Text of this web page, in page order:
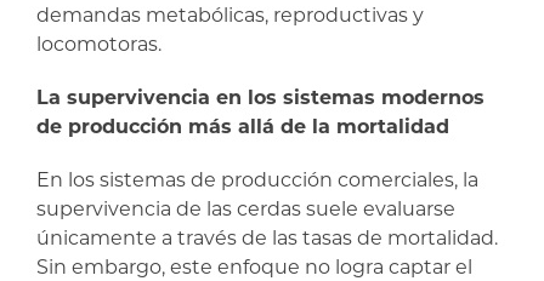
demandas metabólicas, reproductivas y
locomotoras.
La supervivencia en los sistemas modernos
de producción más allá de la mortalidad
En los sistemas de producción comerciales, la
supervivencia de las cerdas suele evaluarse
únicamente a través de las tasas de mortalidad.
Sin embargo, este enfoque no logra captar el